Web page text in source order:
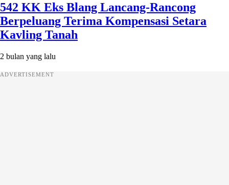
542 KK Eks Blang Lancang-Rancong
Berpeluang Terima Kompensasi Setara
Kavling Tanah
2 bulan yang lalu
ADVERTISEMENT